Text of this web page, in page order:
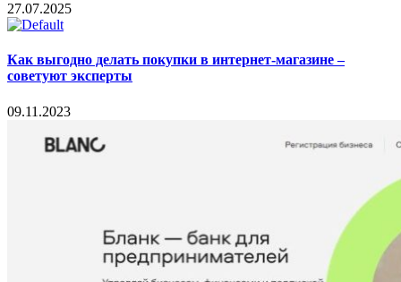
27.07.2025
Как выгодно делать покупки в интернет-магазине –
советуют эксперты
09.11.2023